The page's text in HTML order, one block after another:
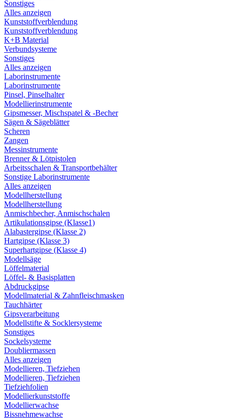
Sonstiges
Alles anzeigen
Kunststoffverblendung
Kunststoffverblendung
K+B Material
Verbundsysteme
Sonstiges
Alles anzeigen
Laborinstrumente
Laborinstrumente
Pinsel, Pinselhalter
Modellierinstrumente
Gipsmesser, Mischspatel & -Becher
Sägen & Sägeblätter
Scheren
Zangen
Messinstrumente
Brenner & Lötpistolen
Arbeitsschalen & Transportbehälter
Sonstige Laborinstrumente
Alles anzeigen
Modellherstellung
Modellherstellung
Anmischbecher, Anmischschalen
Artikulationsgipse (Klasse1)
Alabastergipse (Klasse 2)
Hartgipse (Klasse 3)
Superhartgipse (Klasse 4)
Modellsäge
Löffelmaterial
Löffel- & Basisplatten
Abdruckgipse
Modellmaterial & Zahnfleischmasken
Tauchhärter
Gipsverarbeitung
Modellstifte & Socklersysteme
Sonstiges
Sockelsysteme
Doubliermassen
Alles anzeigen
Modellieren, Tiefziehen
Modellieren, Tiefziehen
Tiefziehfolien
Modellierkunststoffe
Modellierwachse
Bissnehmewachse